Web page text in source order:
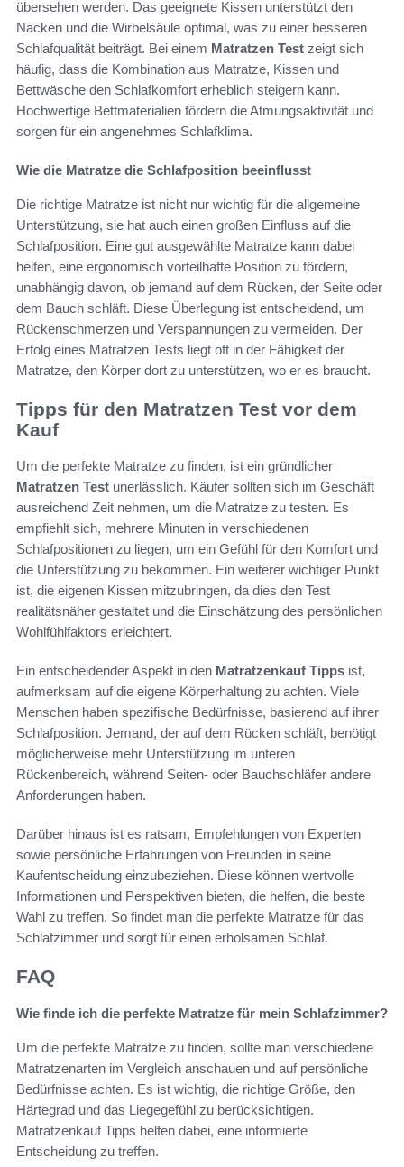
übersehen werden. Das geeignete Kissen unterstützt den
Nacken und die Wirbelsäule optimal, was zu einer besseren
Schlafqualität beiträgt. Bei einem Matratzen Test zeigt sich
häufig, dass die Kombination aus Matratze, Kissen und
Bettwäsche den Schlafkomfort erheblich steigern kann.
Hochwertige Bettmaterialien fördern die Atmungsaktivität und
sorgen für ein angenehmes Schlafklima.
Wie die Matratze die Schlafposition beeinflusst
Die richtige Matratze ist nicht nur wichtig für die allgemeine
Unterstützung, sie hat auch einen großen Einfluss auf die
Schlafposition. Eine gut ausgewählte Matratze kann dabei
helfen, eine ergonomisch vorteilhafte Position zu fördern,
unabhängig davon, ob jemand auf dem Rücken, der Seite oder
dem Bauch schläft. Diese Überlegung ist entscheidend, um
Rückenschmerzen und Verspannungen zu vermeiden. Der
Erfolg eines Matratzen Tests liegt oft in der Fähigkeit der
Matratze, den Körper dort zu unterstützen, wo er es braucht.
Tipps für den Matratzen Test vor dem
Kauf
Um die perfekte Matratze zu finden, ist ein gründlicher
Matratzen Test unerlässlich. Käufer sollten sich im Geschäft
ausreichend Zeit nehmen, um die Matratze zu testen. Es
empfiehlt sich, mehrere Minuten in verschiedenen
Schlafpositionen zu liegen, um ein Gefühl für den Komfort und
die Unterstützung zu bekommen. Ein weiterer wichtiger Punkt
ist, die eigenen Kissen mitzubringen, da dies den Test
realitätsnäher gestaltet und die Einschätzung des persönlichen
Wohlfühlfaktors erleichtert.
Ein entscheidender Aspekt in den Matratzenkauf Tipps ist,
aufmerksam auf die eigene Körperhaltung zu achten. Viele
Menschen haben spezifische Bedürfnisse, basierend auf ihrer
Schlafposition. Jemand, der auf dem Rücken schläft, benötigt
möglicherweise mehr Unterstützung im unteren
Rückenbereich, während Seiten- oder Bauchschläfer andere
Anforderungen haben.
Darüber hinaus ist es ratsam, Empfehlungen von Experten
sowie persönliche Erfahrungen von Freunden in seine
Kaufentscheidung einzubeziehen. Diese können wertvolle
Informationen und Perspektiven bieten, die helfen, die beste
Wahl zu treffen. So findet man die perfekte Matratze für das
Schlafzimmer und sorgt für einen erholsamen Schlaf.
FAQ
Wie finde ich die perfekte Matratze für mein Schlafzimmer?
Um die perfekte Matratze zu finden, sollte man verschiedene
Matratzenarten im Vergleich anschauen und auf persönliche
Bedürfnisse achten. Es ist wichtig, die richtige Größe, den
Härtegrad und das Liegegefühl zu berücksichtigen.
Matratzenkauf Tipps helfen dabei, eine informierte
Entscheidung zu treffen.